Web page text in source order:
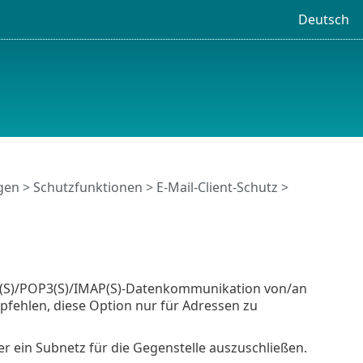
Deutsch
>Schutzfunktionen > E-Mail-Client-Schutz >
POP3(S)/IMAP(S)-Datenkommunikation von/an
diese Option nur für Adressen zu
ein Subnetz für die Gegenstelle auszuschließen.